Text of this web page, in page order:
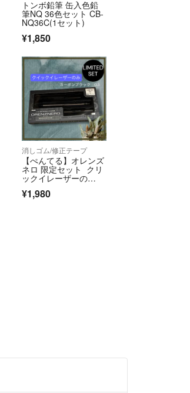
トンボ鉛筆 缶入色鉛
筆NQ 36色セット CB-
NQ36C(1セット)
¥1,850
消しゴム/修正テープ
【ぺんてる】オレンズ
ネロ 限定セット クリ
ックイレーザーの
¥1,980